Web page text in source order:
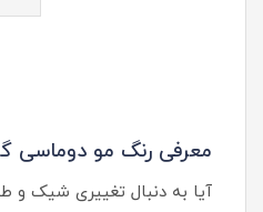
معرفی رنگ مو دوماسی
آیا به دنبال تغییری شیک و